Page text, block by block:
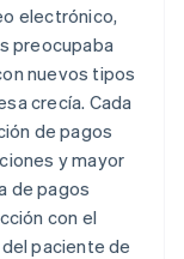
electrónico,
preocupaba
nuevos tipos
crecía. Cada
de pagos
y mayor
de pagos
con el
paciente de